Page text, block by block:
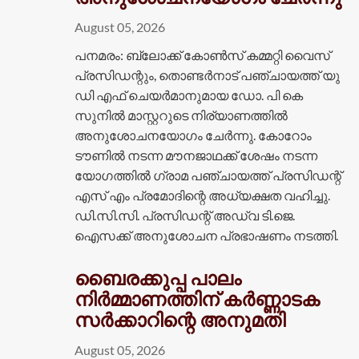
August 05, 2026
പനമരം: ബ്ലോക്ക് കോണ്‍സ് കമ്മറ്റി വൈസ്
പ്രസിഡന്റും, തൊണ്ടര്‍നാട് പഞ്ചായത്ത് യു
ഡി എഫ് ചെയര്‍മാനുമായ ഡോ. പി കെ
സുനില്‍ മാസ്റ്ററുടെ നിര്യാണത്തില്‍
അനുശോചനയോഗം ചേര്‍ന്നു. കോറോം
ടൗണില്‍ നടന്ന മൗനജാഥക്ക് ശേഷം നടന്ന
യോഗത്തില്‍ ഗ്രാമ പഞ്ചായത്ത് പ്രസിഡന്റ്
എസ് എം പ്രമോദിന്റെ അധ്യക്ഷത വഹിച്ചു.
ഡി.സി.സി. പ്രസിഡന്റ് അഡ്വ ടി.ജെ.
ഐസക്ക് അനുശോചന പ്രഭാഷണം നടത്തി.
ബൈരക്കുപ്പ പാലം
നിർമ്മാണത്തിന് കർണ്ണാടക
സർക്കാറിന്റെ അനുമതി
August 05, 2026